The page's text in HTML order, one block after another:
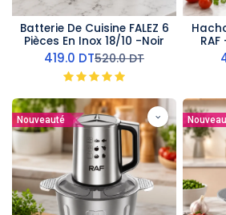
Batterie De Cuisine FALEZ 6
Pièces En Inox 18/10 -Noir
419.0 DT520.0DT
Nouveauté